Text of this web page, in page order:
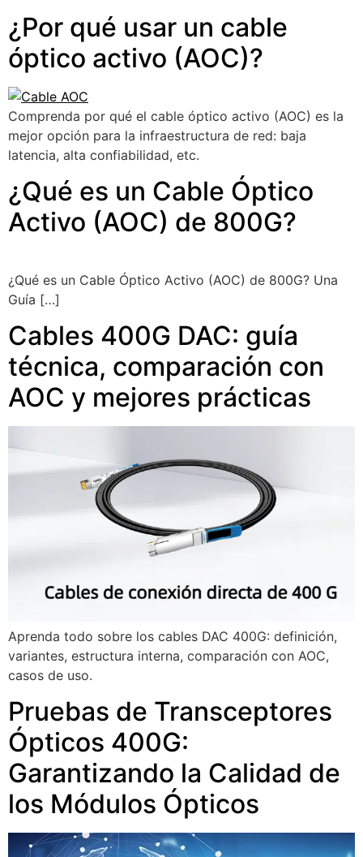
¿Por qué usar un cable
óptico activo (AOC)?
Comprenda por qué el cable óptico activo (AOC) es la
mejor opción para la infraestructura de red: baja
latencia, alta confiabilidad, etc.
¿Qué es un Cable Óptico
Activo (AOC) de 800G?
¿Qué es un Cable Óptico Activo (AOC) de 800G? Una
Guía […]
Cables 400G DAC: guía
técnica, comparación con
AOC y mejores prácticas
Aprenda todo sobre los cables DAC 400G: definición,
variantes, estructura interna, comparación con AOC,
casos de uso.
Pruebas de Transceptores
Ópticos 400G:
Garantizando la Calidad de
los Módulos Ópticos